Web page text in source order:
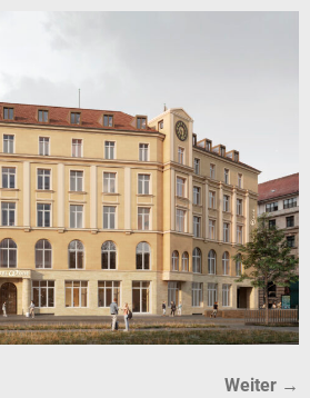
Weiter →